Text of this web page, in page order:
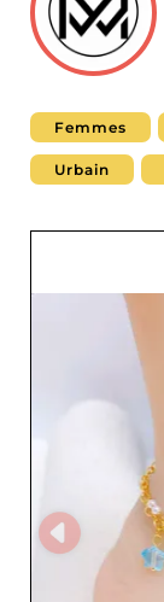
Femmes
Urbain